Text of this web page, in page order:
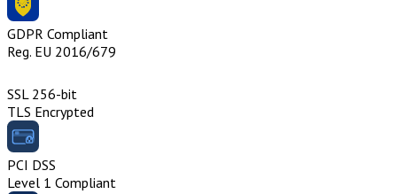
GDPR Compliant
Reg. EU 2016/679
SSL 256-bit
TLS Encrypted
PCI DSS
Level 1 Compliant